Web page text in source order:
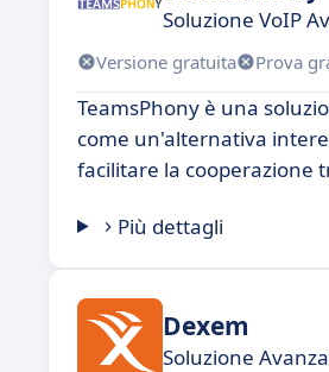
Soluzione VoIP
Versione gratuita Prova
TeamsPhony è una
come un'alternativa
facilitare la cooperazione
Più dettagli
Dexem
Soluzione